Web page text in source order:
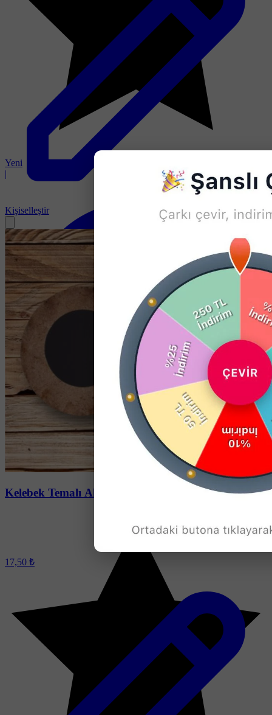
Yeni
|
Soru-Cevap
Kişiselleştir
Kelebek Temalı Ahşap Daire Magnet
17,50 ₺